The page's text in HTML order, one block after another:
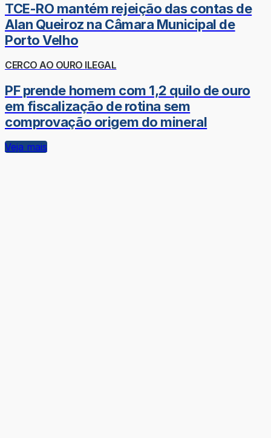
TCE-RO mantém rejeição das contas de
Alan Queiroz na Câmara Municipal de
Porto Velho
CERCO AO OURO ILEGAL
PF prende homem com 1,2 quilo de ouro
em fiscalização de rotina sem
comprovação origem do mineral
Veja mais